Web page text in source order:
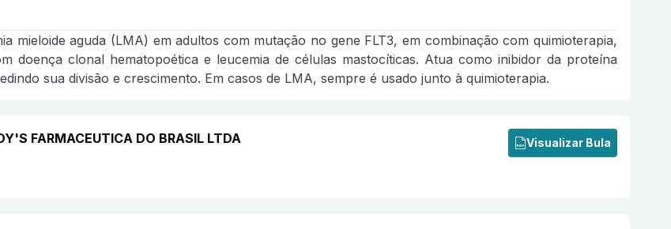
mieloide aguda (LMA) em adultos com mutação no gene FLT3, em combinação com quimioterapia,
doença clonal hematopoética e leucemia de células mastocíticas. Atua como inibidor da proteína
sua divisão e crescimento. Em casos de LMA, sempre é usado junto à quimioterapia.
FARMACEUTICA DO BRASIL LTDA Visualizar Bula